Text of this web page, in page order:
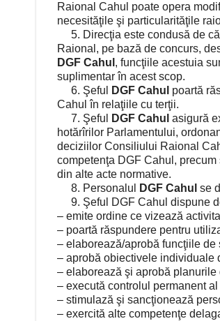
Raional Cahul poate opera
necesităţile şi particularităţile
5. Direcţia este condusă de
Raional, pe bază de concurs,
DGF Cahul , funcţiile acestuia
suplimentar în acest scop.
6. Şeful
DGF Cahul poartă
Cahul în relaţiile cu terţii.
7. Şeful
DGF Cahul asigură
hotărîrilor Parlamentului,
deciziilor Consiliului Raional
competenţa DGF Cahul,
din alte acte normative.
8. Personalul
DGF Cahul se
9. Şeful DGF Cahul dispune
– emite ordine ce vizează
– poartă răspundere pentru
– elaborează/aprobă funcţiile
– aprobă obiectivele individuale
– elaborează şi aprobă planurile
– execută controlul permanent
– stimulază şi sancţionează
– exercită alte competenţe